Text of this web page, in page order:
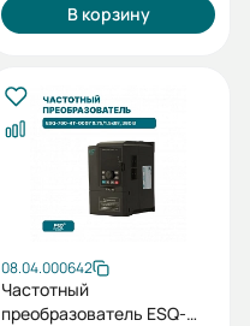
В корзину
08.04.000642
Частотный
преобразователь ESQ-